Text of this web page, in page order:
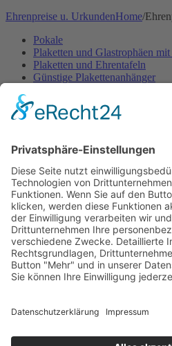
Ehrenpreise u. UrkundenHome/
Pokale
Plaketten und Glastrophäen
Plaketten und Ehrentafeln
Günstige Plakettenanhänger
Ehrenpreisständer u. -figuren
Ehrenpreisständer Acryl
Urkunden-Sonderanfertigungen
Urkundenmappen und -rahmen
PokaleHome/Ehrenpreise u. Urkunden
Pokalserie Tosca
FestartikelHome/Festartikel
Zubehör für Spendendosen
Glückwunschkarten und
Eintritts- u. Festabzeichen
Organisationsmaterial
Wachsfackeln, Stempel